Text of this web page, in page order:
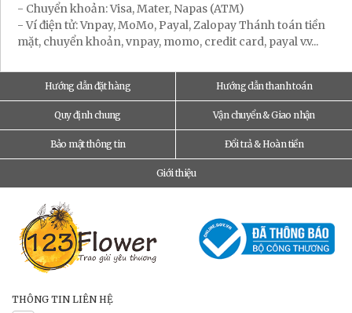
- Chuyển khoản: Visa, Mater, Napas (ATM)
- Ví điện tử: Vnpay, MoMo, Payal, Zalopay Thánh toán tiền
mặt, chuyển khoản, vnpay, momo, credit card, payal v.v...
Hướng dẫn đặt hàng Hướng dẫn thanh toán
Quy định chung Vận chuyển & Giao nhận
Bảo mật thông tin Đổi trả & Hoàn tiền
Giới thiệu
THÔNG TIN LIÊN HỆ